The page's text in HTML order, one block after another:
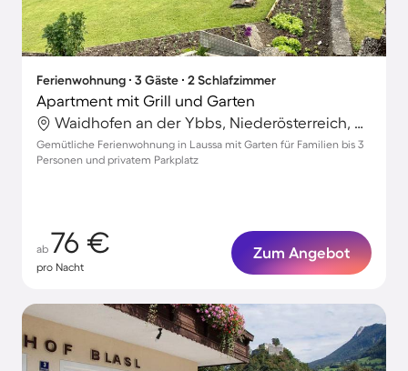
Ferienwohnung ∙ 3 Gäste ∙ 2 Schlafzimmer
Apartment mit Grill und Garten
Waidhofen an der Ybbs, Niederösterreich, Österreich
Gemütliche Ferienwohnung in Laussa mit Garten für Familien bis 3
Personen und privatem Parkplatz
ab 76 €
pro Nacht
Zum Angebot